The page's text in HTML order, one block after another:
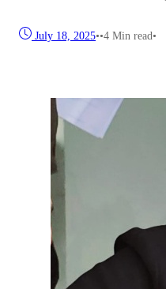
July 18, 2025••4 Min read•